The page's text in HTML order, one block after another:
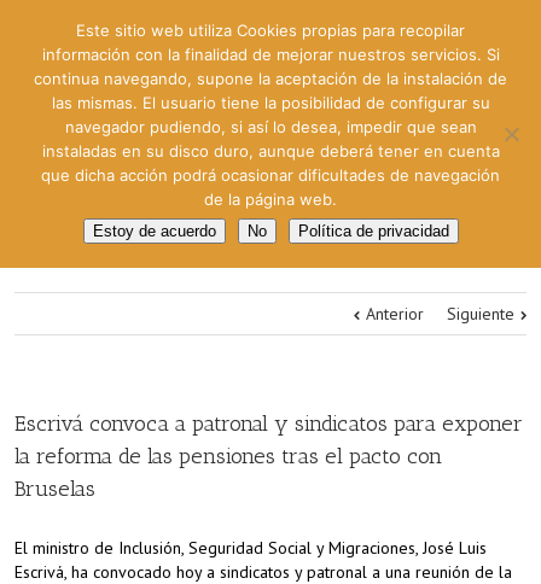
Anterior Siguiente
Escrivá convoca a patronal y sindicatos para exponer
la reforma de las pensiones tras el pacto con
Bruselas
El ministro de Inclusión, Seguridad Social y Migraciones, José Luis
Escrivá, ha convocado hoy a sindicatos y patronal a una reunión de la
Este sitio web utiliza Cookies propias para recopilar
información con la finalidad de mejorar nuestros servicios. Si
continua navegando, supone la aceptación de la instalación de
las mismas. El usuario tiene la posibilidad de configurar su
navegador pudiendo, si así lo desea, impedir que sean
instaladas en su disco duro, aunque deberá tener en cuenta
que dicha acción podrá ocasionar dificultades de navegación
de la página web.
Estoy de acuerdo No Política de privacidad